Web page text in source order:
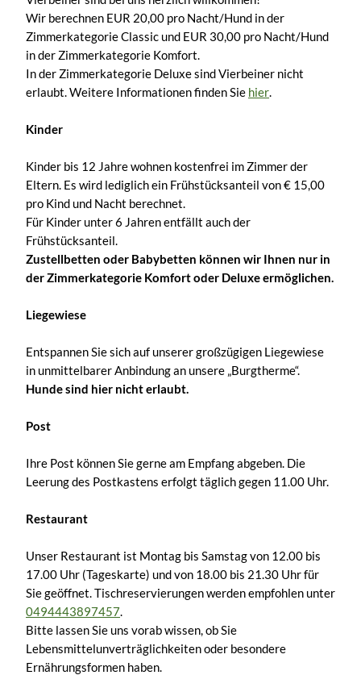
Wir berechnen EUR 20,00 pro Nacht/Hund in der
Zimmerkategorie Classic und EUR 30,00 pro Nacht/Hund
in der Zimmerkategorie Komfort.
In der Zimmerkategorie Deluxe sind Vierbeiner nicht
erlaubt. Weitere Informationen finden Sie hier.
Kinder
Kinder bis 12 Jahre wohnen kostenfrei im Zimmer der
Eltern. Es wird lediglich ein Frühstücksanteil von € 15,00
pro Kind und Nacht berechnet.
Für Kinder unter 6 Jahren entfällt auch der
Frühstücksanteil.
Zustellbetten oder Babybetten können wir Ihnen nur in
der Zimmerkategorie Komfort oder Deluxe ermöglichen.
Liegewiese
Entspannen Sie sich auf unserer großzügigen Liegewiese
in unmittelbarer Anbindung an unsere „Burgtherme“.
Hunde sind hier nicht erlaubt.
Post
Ihre Post können Sie gerne am Empfang abgeben. Die
Leerung des Postkastens erfolgt täglich gegen 11.00 Uhr.
Restaurant
Unser Restaurant ist Montag bis Samstag von 12.00 bis
17.00 Uhr (Tageskarte) und von 18.00 bis 21.30 Uhr für
Sie geöffnet. Tischreservierungen werden empfohlen unter
0494443897457.
Bitte lassen Sie uns vorab wissen, ob Sie
Lebensmittelunverträglichkeiten oder besondere
Ernährungsformen haben.